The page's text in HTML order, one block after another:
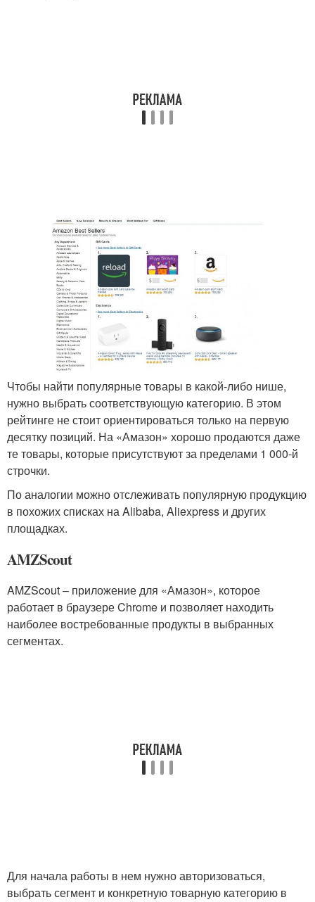
Чтобы найти популярные товары в какой-либо нише,
нужно выбрать соответствующую категорию. В этом
рейтинге не стоит ориентироваться только на первую
десятку позиций. На «Амазон» хорошо продаются даже
те товары, которые присутствуют за пределами 1 000-й
строчки.
По аналогии можно отслеживать популярную продукцию
в похожих списках на Alibaba, Aliexpress и других
площадках.
AMZScout
AMZScout – приложение для «Амазон», которое
работает в браузере Chrome и позволяет находить
наиболее востребованные продукты в выбранных
сегментах.
Для начала работы в нем нужно авторизоваться,
выбрать сегмент и конкретную товарную категорию в